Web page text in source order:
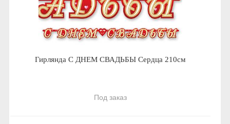
Гирлянда С ДНЕМ СВАДЬБЫ Сердца 210см
Под заказ